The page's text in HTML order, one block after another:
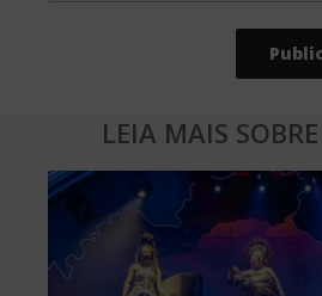
LEIA MAIS SOBRE